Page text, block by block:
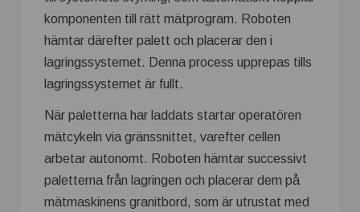
komponenten till rätt mätprogram. Roboten
hämtar därefter palett och placerar den i
lagringssystemet. Denna process upprepas tills
lagringssystemet är fullt.
När paletterna har laddats startar operatören
mätcykeln via gränssnittet, varefter cellen
arbetar autonomt. Roboten hämtar successivt
paletterna från lagringen och placerar dem på
mätmaskinens granitbord, som är utrustat med